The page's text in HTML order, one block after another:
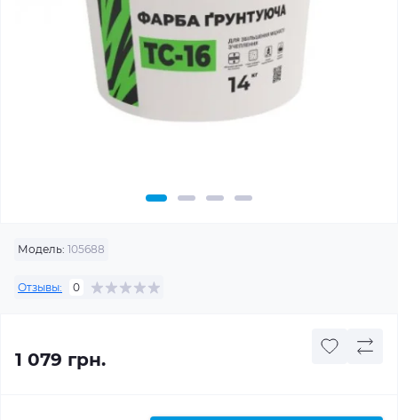
Модель: 105688
Отзывы: 0
1 079 грн.